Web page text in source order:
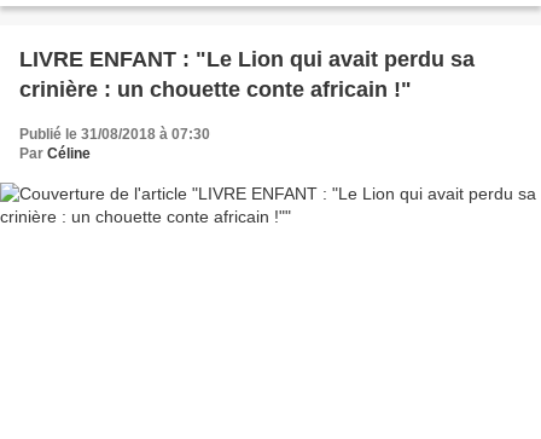
LIVRE ENFANT : "Le Lion qui avait perdu sa
crinière : un chouette conte africain !"
Publié le 31/08/2018 à 07:30
Par Céline